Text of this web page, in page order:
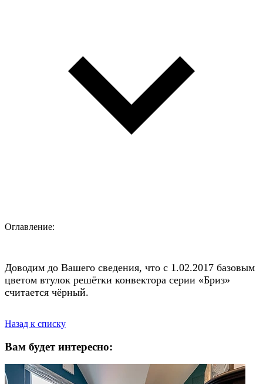
Оглавление:
Доводим до Вашего сведения, что с 1.02.2017 базовым
цветом втулок решётки конвектора серии «Бриз»
считается чёрный.
Назад к списку
Вам будет интересно: